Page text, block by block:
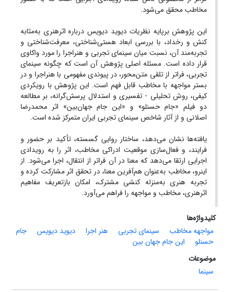
مخاطب محقق می‌شود.
این پژوهش بر‌پایه نظریات دیوید دیویس درباره اثر‌هنری به‌مثابه
کنش و رخداد، با بررسی ابعاد هستی‌شناختی، معرفت‌شناختی و
تجربه‌مند آن، نسبت میان سینمای تجربی و هنر‌اجرا را مورد واکاوی
قرار داده است. مسئله اصلی پژوهش آن است که چگونه سینمای
تجربی، فراتر از تلقی متن‌محور، در پیوندی مفهومی با هنر‌اجرا و در
بستر مواجهه با مخاطب قابل فهم است. این پژوهش با رویکردی
کیفی، روش تحلیلی - تفسیری و استدلال پرسش‌گرانه، بر مطالعه
دو فیلم «جام حسنلو» و «این جام جهان‌بین» اثر محمدرضا
اصلانی و از آثار شاخص سینمای تجربی ایران متمرکز شده است.
یافته‌ها نشان می‌دهد، ساختار روایی گسسته، تأکید بر حضور و
فرایند، و فعال‌سازی موقعیت ادراکی مخاطب، اثر را به رویدادی
اجرایی ارتقا می‌دهد که معنا در آن فراتر از انتقال، اجرا می‌شود. از
اینرو، مخاطب به‌عنوان هم‌آفرین معنا، در تحقق اثر مشارکت کرده و
تجربه هنری به‌منزله کنشی مشترک، امکان بازتعریف مفاهیم
اثر‌هنری، مخاطب و مواجهه را فراهم می‌آورد.
کلیدواژه‌ها
مواجهه مخاطب
سینمای تجربی هنر اجرا دیوید دیویس
جام
حسنلو
این جام جهان بین
موضوعات
سینما